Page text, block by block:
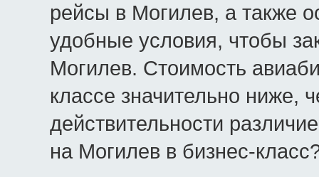
рейсы в Могилев, а также
удобные условия, чтобы
Могилев. Стоимость
классе значительно ниже,
действительности
на Могилев в бизнес-